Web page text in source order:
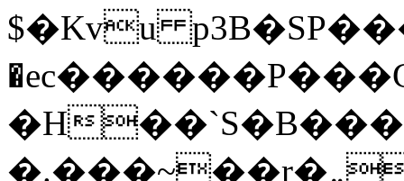
$�Kvu
�H
�.���~��r�޼�}�܅�mؕWu���K}